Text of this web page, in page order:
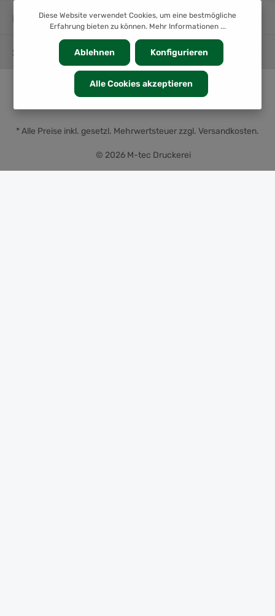
INFORMATION
SERVICE
© 2026 M-tec Druckerei
* Alle Preise inkl. gesetzl. Mehrwertsteuer zzgl. Versandkosten.
Diese Website verwendet Cookies, um eine bestmögliche
Erfahrung bieten zu können. Mehr Informationen ...
Ablehnen Konfigurieren
Alle Cookies akzeptieren